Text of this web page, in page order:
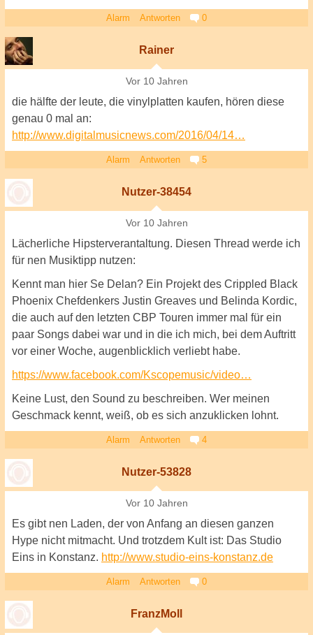
Alarm Antworten 0
Rainer
Vor 10 Jahren
die hälfte der leute, die vinylplatten kaufen, hören diese
genau 0 mal an:
http://www.digitalmusicnews.com/2016/04/14…
Alarm Antworten 5
Nutzer-38454
Vor 10 Jahren
Lächerliche Hipsterverantaltung. Diesen Thread werde ich
für nen Musiktipp nutzen:
Kennt man hier Se Delan? Ein Projekt des Crippled Black
Phoenix Chefdenkers Justin Greaves und Belinda Kordic,
die auch auf den letzten CBP Touren immer mal für ein
paar Songs dabei war und in die ich mich, bei dem Auftritt
vor einer Woche, augenblicklich verliebt habe.
https://www.facebook.com/Kscopemusic/video…
Keine Lust, den Sound zu beschreiben. Wer meinen
Geschmack kennt, weiß, ob es sich anzuklicken lohnt.
Alarm Antworten 4
Nutzer-53828
Vor 10 Jahren
Es gibt nen Laden, der von Anfang an diesen ganzen
Hype nicht mitmacht. Und trotzdem Kult ist: Das Studio
Eins in Konstanz. http://www.studio-eins-konstanz.de
Alarm Antworten 0
FranzMoll